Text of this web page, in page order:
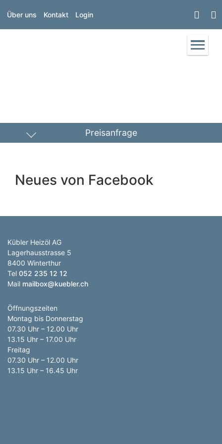
Über uns Kontakt Login
Preisanfrage
PLZ Lieferort
Lieferzeitraum
Preis berechnen
Neues von Facebook
Kübler Heizöl AG
Lagerhausstrasse 5
8400 Winterthur
Tel 052 235 12 12
Mail mailbox@kuebler.ch
Öffnungszeiten
Montag bis Donnerstag
07.30 Uhr – 12.00 Uhr
13.15 Uhr – 17.00 Uhr
Freitag
07.30 Uhr – 12.00 Uhr
13.15 Uhr – 16.45 Uhr